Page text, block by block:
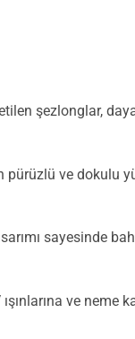
şezlonglar,
pürüzlü ve dokulu
sayesinde
ve neme